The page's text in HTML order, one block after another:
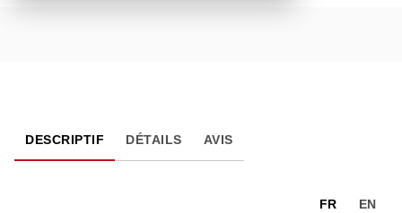
DESCRIPTIF DÉTAILS AVIS
FR EN